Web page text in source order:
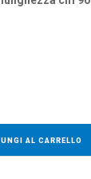
AL CARRELLO